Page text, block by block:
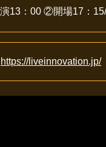
13：00 ②開場17：
https://liveinnovation.jp/